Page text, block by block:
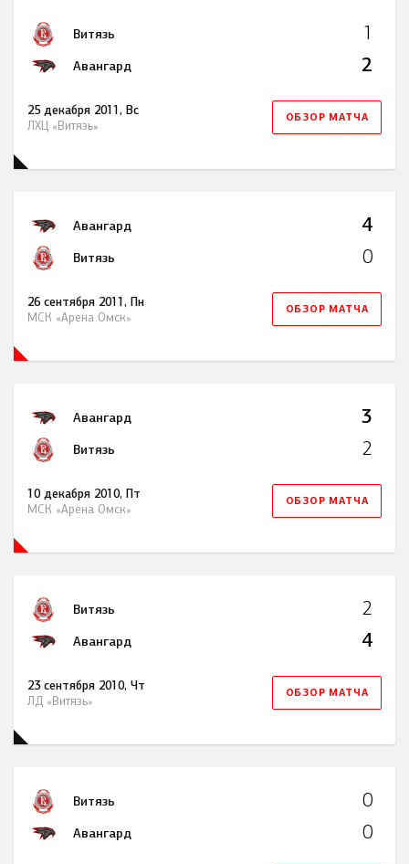
25 декабря 2011, Вс
ЛХЦ «Витязь»
Витязь 1
Авангард 2
ОБЗОР МАТЧА
26 сентября 2011, Пн
МСК «Арена Омск»
Авангард 4
Витязь 0
ОБЗОР МАТЧА
10 декабря 2010, Пт
МСК «Арена Омск»
Авангард 3
Витязь 2
ОБЗОР МАТЧА
23 сентября 2010, Чт
ЛД «Витязь»
Витязь 2
Авангард 4
ОБЗОР МАТЧА
Витязь 0
Авангард 0